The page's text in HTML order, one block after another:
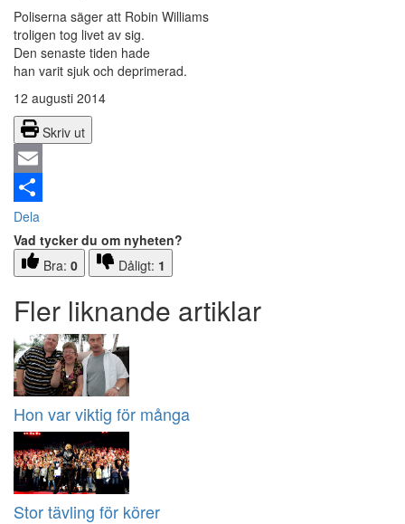
Poliserna säger att Robin Williams
troligen tog livet av sig.
Den senaste tiden hade
han varit sjuk och deprimerad.
12 augusti 2014
Skriv ut
Email
Dela
Vad tycker du om nyheten?
Bra: 0 Dåligt: 1
Fler liknande artiklar
Hon var viktig för många
Stor tävling för körer